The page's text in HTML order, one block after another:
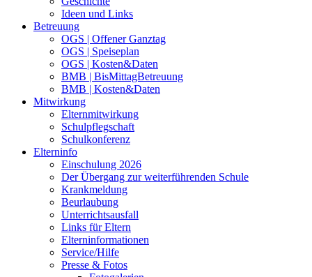
Ideen und Links
Betreuung
OGS | Offener Ganztag
OGS | Speiseplan
OGS | Kosten&Daten
BMB | BisMittagBetreuung
BMB | Kosten&Daten
Mitwirkung
Elternmitwirkung
Schulpflegschaft
Schulkonferenz
Elterninfo
Einschulung 2026
Der Übergang zur weiterführenden Schule
Krankmeldung
Beurlaubung
Unterrichtsausfall
Links für Eltern
Elterninformationen
Service/Hilfe
Presse & Fotos